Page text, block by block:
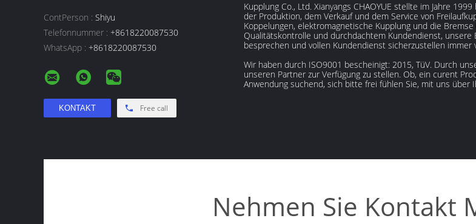
ContPerson : Shiyu
Telefonnummer : +8618220087530
WhatsApp : +8618220087530
Free call
Kupplung Co., Ltd. Xianyangs CHAOYUE stellte im Jahre
der Produktion, dem Verkauf und dem Service von
Koppelungen, elektromagnetische Kupplung und die
Qualitätskontrolle und durchdachtem Kundendienst,
besprechen und vollen Kundendienst sicherzustellen immer
Wir haben durch ISO9001 bescheinigt: 2015, TüV. Durch
unseren Partner zur Verfügung zu stellen. Ob, ein curent
Anwendung suchend, sich bitte frei fühlen Sie, mit uns über
Nehmen Sie Kontakt